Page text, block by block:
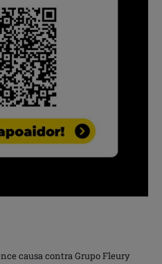
causa contra Grupo Fleury